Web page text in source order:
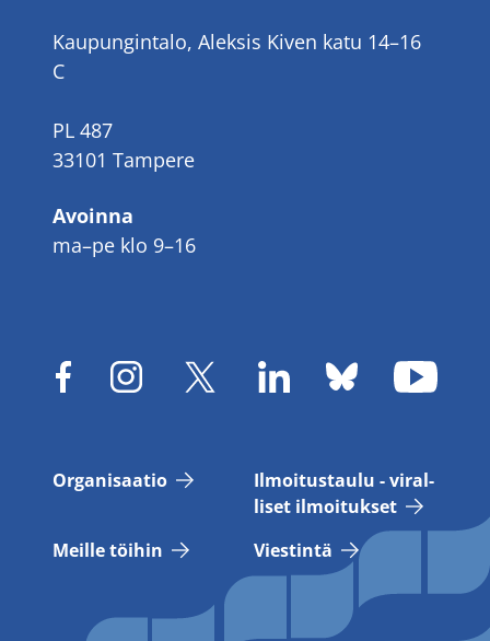
Kaupungintalo, Aleksis Kiven katu 14–16
C
PL 487
33101 Tampere
Avoinna
ma–pe klo 9–16
Or­ga­ni­saa­tio
Il­moi­tus­tau­lu - vi­ral­
li­set il­moi­tuk­set
Meil­le töi­hin
Vies­tin­tä